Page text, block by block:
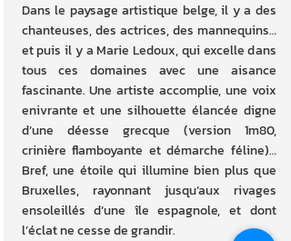
Dans le paysage artistique belge, il y a des
chanteuses, des actrices, des mannequins…
et puis il y a Marie Ledoux, qui excelle dans
tous ces domaines avec une aisance
fascinante. Une artiste accomplie, une voix
enivrante et une silhouette élancée digne
d’une déesse grecque (version 1m80,
crinière flamboyante et démarche féline)…
Bref, une étoile qui illumine bien plus que
Bruxelles, rayonnant jusqu’aux rivages
ensoleillés d’une île espagnole, et dont
l’éclat ne cesse de grandir.